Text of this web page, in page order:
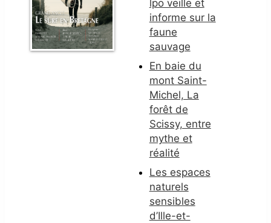
lpo veille et
informe sur la
faune
sauvage
En baie du
mont Saint-
Michel, La
forêt de
Scissy, entre
mythe et
réalité
Les espaces
naturels
sensibles
d’Ille-et-